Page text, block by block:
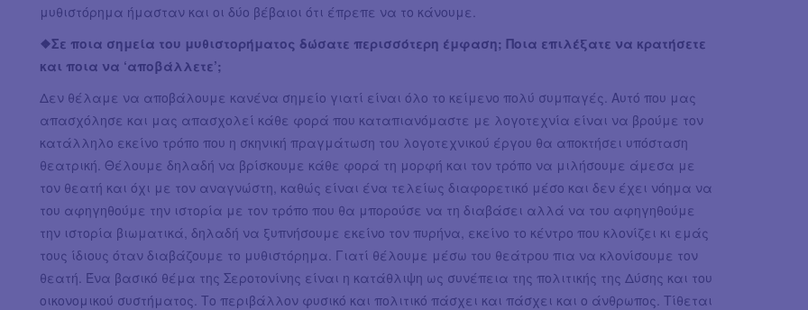
μυθιστόρημα ήμασταν και οι δύο βέβαιοι ότι έπρεπε να το κάνουμε.
❖Σε ποια σημεία του μυθιστορήματος δώσατε περισσότερη έμφαση; Ποια επιλέξατε να κρατήσετε
και ποια να ‘αποβάλλετε’;
Δεν θέλαμε να αποβάλουμε κανένα σημείο γιατί είναι όλο το κείμενο πολύ συμπαγές. Αυτό που μας
απασχόλησε και μας απασχολεί κάθε φορά που καταπιανόμαστε με λογοτεχνία είναι να βρούμε τον
κατάλληλο εκείνο τρόπο που η σκηνική πραγμάτωση του λογοτεχνικού έργου θα αποκτήσει υπόσταση
θεατρική. Θέλουμε δηλαδή να βρίσκουμε κάθε φορά τη μορφή και τον τρόπο να μιλήσουμε άμεσα με
τον θεατή και όχι με τον αναγνώστη, καθώς είναι ένα τελείως διαφορετικό μέσο και δεν έχει νόημα να
του αφηγηθούμε την ιστορία με τον τρόπο που θα μπορούσε να τη διαβάσει αλλά να του αφηγηθούμε
την ιστορία βιωματικά, δηλαδή να ξυπνήσουμε εκείνο τον πυρήνα, εκείνο το κέντρο που κλονίζει κι εμάς
τους ίδιους όταν διαβάζουμε το μυθιστόρημα. Γιατί θέλουμε μέσω του θεάτρου πια να κλονίσουμε τον
θεατή. Ένα βασικό θέμα της Σεροτονίνης είναι η κατάθλιψη ως συνέπεια της πολιτικής της Δύσης και του
οικονομικού συστήματος. Το περιβάλλον φυσικό και πολιτικό πάσχει και πάσχει και ο άνθρωπος. Τίθεται